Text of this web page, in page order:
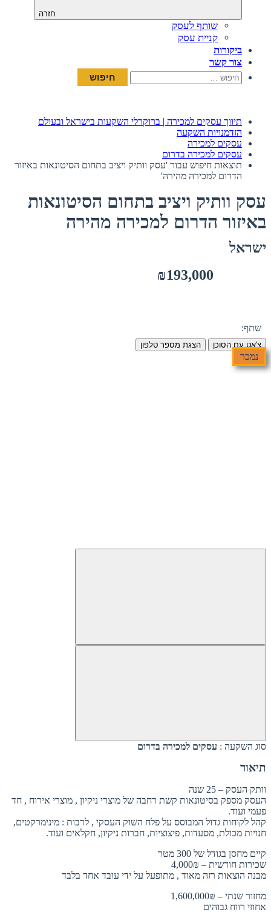
חזרה
שותף לעסק
קניית עסק
ביקורות
צור קשר
חיפוש:
תיווך עסקים למכירה | ברוקרלי השקעות בישראל ובעולם
הזדמנויות השקעה
עסקים למכירה
עסקים למכירה בדרום
תוצאות חיפוש עבור 'עסק וותיק ויציב בתחום הסיטונאות באיזור
הדרום למכירה מהירה'
עסק וותיק ויציב בתחום הסיטונאות
באיזור הדרום למכירה מהירה
ישראל
₪193,000
שתף:
צ'אט עם הסוכן הצגת מספר טלפון
נמכר
סוג השקעה : עסקים למכירה בדרום
תיאור
וותק העסק – 25 שנה
העסק מספק בסיטונאות קשת רחבה של מוצרי ניקיון , מוצרי אירוח , חד
פעמי ועוד.
קהל לקוחות גדול המבוסס על פלח השוק העסקי , לרבות : מינימרקטים,
חנויות מכולת, מסעדות, פיצוציות, חברות ניקיון, חקלאים ועוד.
קיים מחסן בגודל של 300 מטר
שכירות חודשית – 4,000₪
מבנה הוצאות רזה מאוד , מתופעל על ידי עובד אחד בלבד
מחזור שנתי – 1,600,000₪
אחוזי רווח גבוהים